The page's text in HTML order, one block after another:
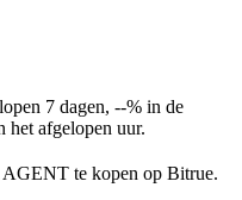
7 dagen, --% in de
het afgelopen uur.
te kopen op Bitrue.